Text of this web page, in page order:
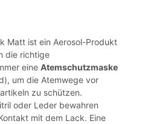
Matt ist ein Aerosol-Produkt
die richtige
eine Atemschutzmaske
um die Atemwege vor
zu schützen.
oder Leder bewahren
mit dem Lack. Eine